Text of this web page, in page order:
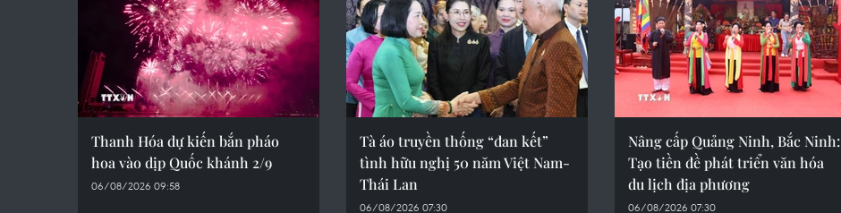
Thanh Hóa dự kiến bắn pháo
hoa vào dịp Quốc khánh 2/9
06/08/2026 09:58
Tà áo truyền thống “đan kết”
tình hữu nghị 50 năm Việt Nam-
Thái Lan
06/08/2026 07:30
Nâng cấp Quảng Ninh, Bắc Ninh:
Tạo tiền đề phát triển văn hóa
du lịch địa phương
06/08/2026 07:30